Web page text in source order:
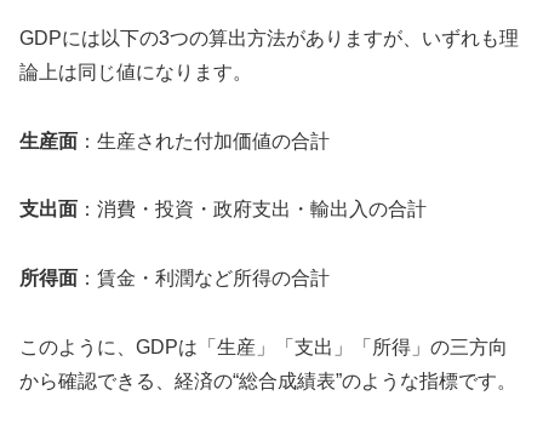
GDPには以下の3つの算出方法がありますが、いずれも理
論上は同じ値になります。
生産面 ：生産された付加価値の合計
支出面 ：消費・投資・政府支出・輸出入の合計
所得面 ：賃金・利潤など所得の合計
このように、GDPは「生産」「支出」「所得」の三方向
から確認できる、経済の“総合成績表”のような指標です。